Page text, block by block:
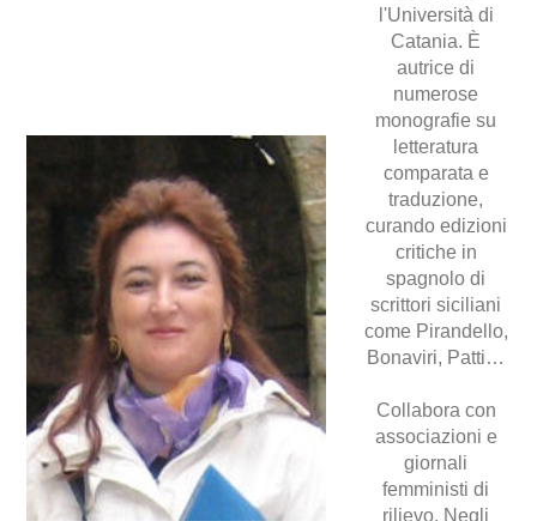
l'Università di
Catania. È
autrice di
numerose
monografie su
letteratura
comparata e
traduzione,
curando edizioni
critiche in
spagnolo di
scrittori siciliani
come Pirandello,
Bonaviri, Patti…
Collabora con
associazioni e
giornali
femministi di
rilievo. Negli